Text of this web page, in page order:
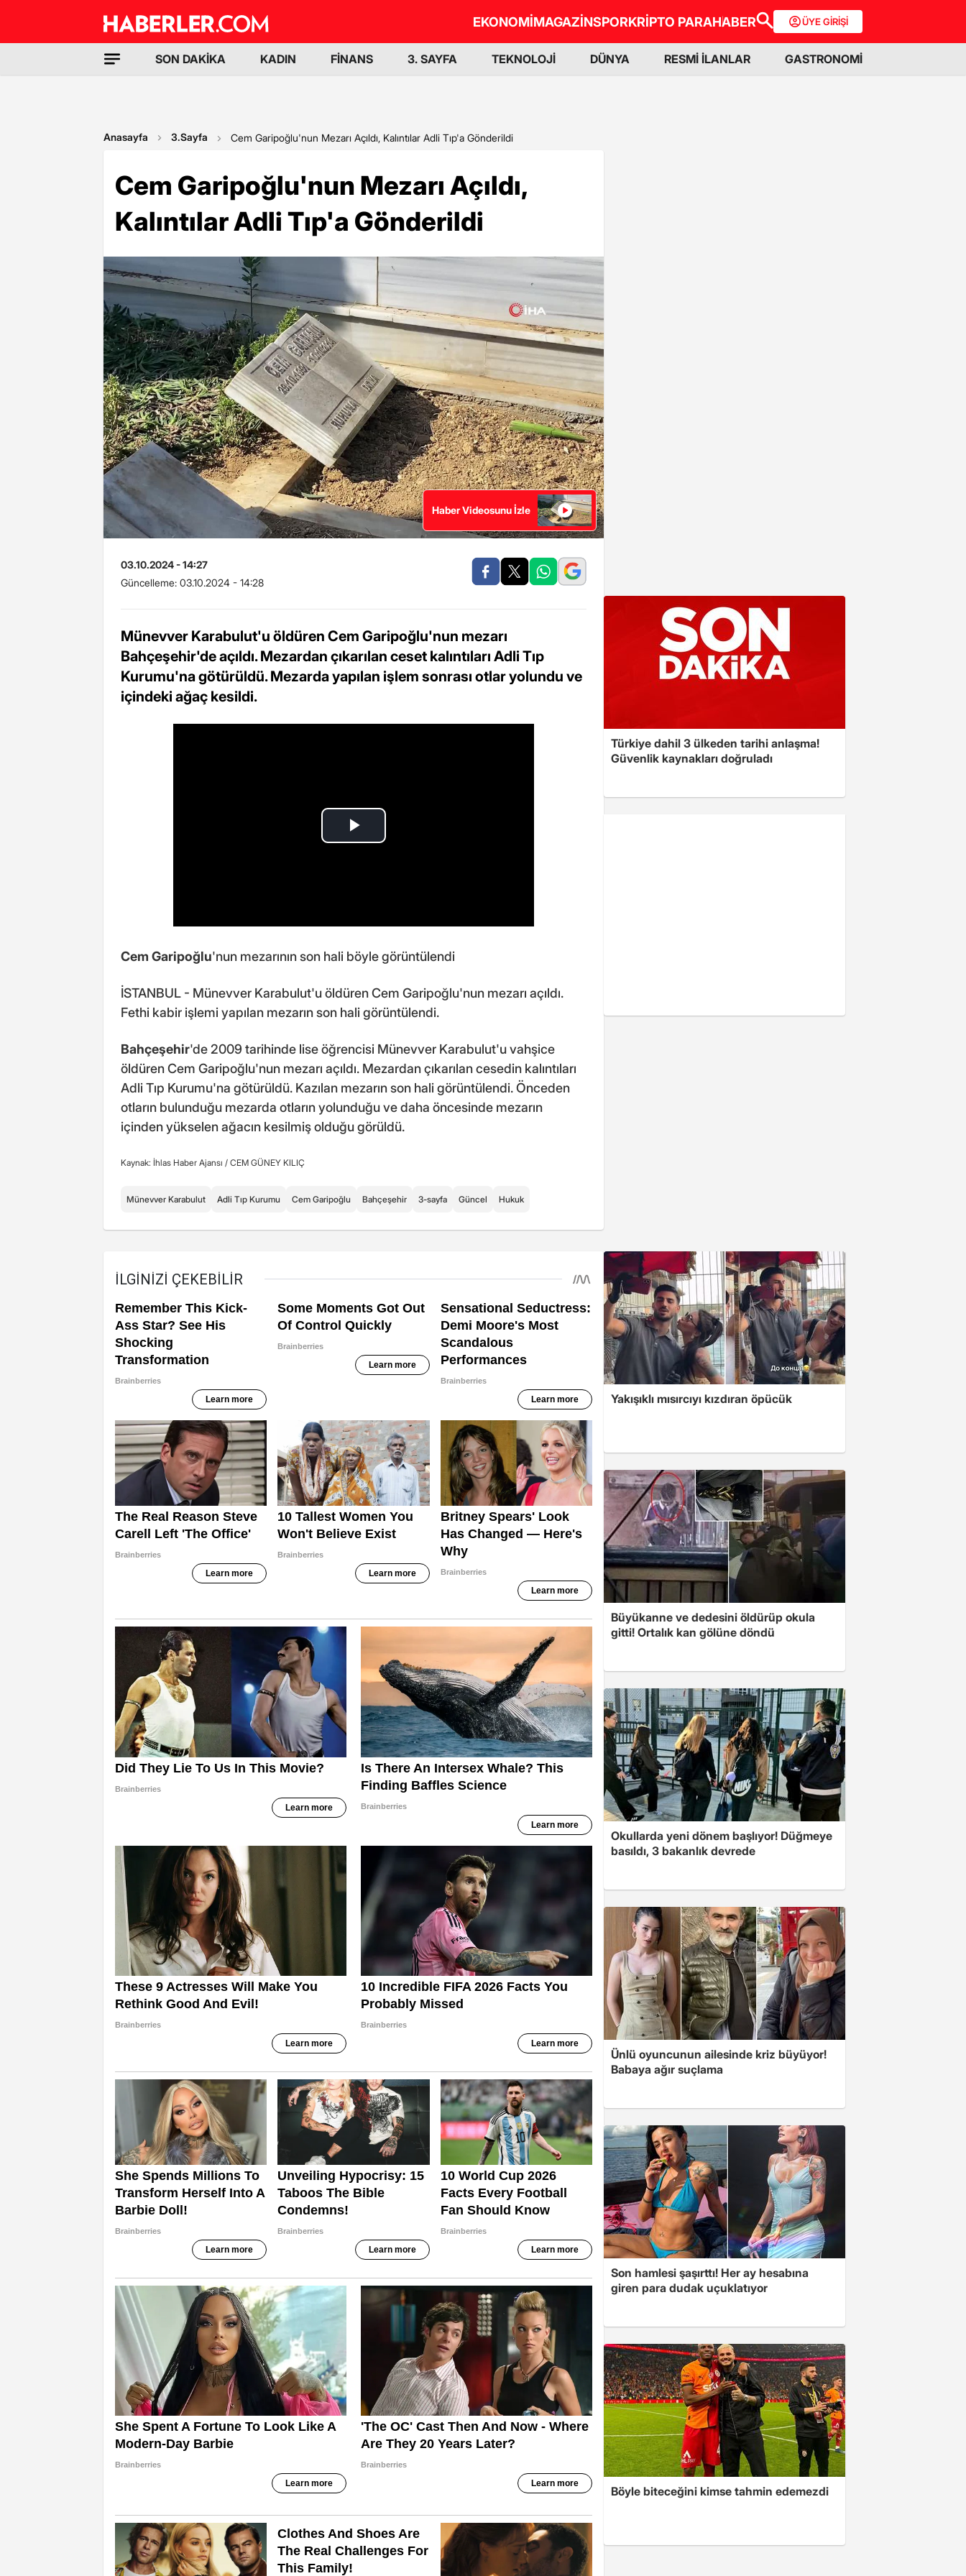
EKONOMİMAGAZİNSPORKRİPTO PARAHABER ÜYE GİRİŞİ
SON DAKİKA KADIN FİNANS 3. SAYFA TEKNOLOJİ DÜNYA RESMİ İLANLAR GASTRONOMİ
Anasayfa 3.Sayfa Cem Garipoğlu'nun Mezarı Açıldı, Kalıntılar Adli Tıp'a Gönderildi
Cem Garipoğlu'nun Mezarı Açıldı,
Kalıntılar Adli Tıp'a Gönderildi
Haber Videosunu İzle
03.10.2024 - 14:27
Güncelleme: 03.10.2024 - 14:28
Münevver Karabulut'u öldüren Cem Garipoğlu'nun mezarı
Bahçeşehir'de açıldı. Mezardan çıkarılan ceset kalıntıları Adli Tıp
Kurumu'na götürüldü. Mezarda yapılan işlem sonrası otlar yolundu ve
içindeki ağaç kesildi.
Cem Garipoğlu'nun mezarının son hali böyle görüntülendi
İSTANBUL - Münevver Karabulut'u öldüren Cem Garipoğlu'nun mezarı açıldı.
Fethi kabir işlemi yapılan mezarın son hali görüntülendi.
Bahçeşehir'de 2009 tarihinde lise öğrencisi Münevver Karabulut'u vahşice
öldüren Cem Garipoğlu'nun mezarı açıldı. Mezardan çıkarılan cesedin kalıntıları
Adli Tıp Kurumu'na götürüldü. Kazılan mezarın son hali görüntülendi. Önceden
otların bulunduğu mezarda otların yolunduğu ve daha öncesinde mezarın
içinden yükselen ağacın kesilmiş olduğu görüldü.
Kaynak: İhlas Haber Ajansı / CEM GÜNEY KILIÇ
Münevver Karabulut Adli Tıp Kurumu Cem Garipoğlu Bahçeşehir 3-sayfa Güncel Hukuk
Türkiye dahil 3 ülkeden tarihi anlaşma!
Güvenlik kaynakları doğruladı
Yakışıklı mısırcıyı kızdıran öpücük
Büyükanne ve dedesini öldürüp okula
gitti! Ortalık kan gölüne döndü
Okullarda yeni dönem başlıyor! Düğmeye
basıldı, 3 bakanlık devrede
Ünlü oyuncunun ailesinde kriz büyüyor!
Babaya ağır suçlama
Son hamlesi şaşırttı! Her ay hesabına
giren para dudak uçuklatıyor
Böyle biteceğini kimse tahmin edemezdi